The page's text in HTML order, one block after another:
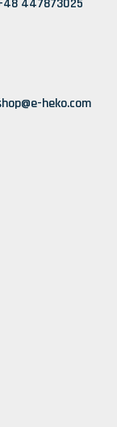
447873025
heko.com